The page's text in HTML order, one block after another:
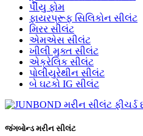
પીયુ ફોમ
ફાયરપ્રૂફ સિલિકોન સીલંટ
મિરર સીલંટ
એમએસ સીલંટ
ખીલી મુક્ત સીલંટ
એક્રેલિક સીલંટ
પોલીયુરેથીન સીલંટ
બે ઘટકો IG સીલંટ
જંગબોન્ડ મરીન સીલંટ